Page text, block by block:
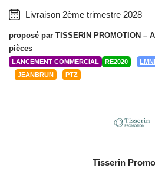
Livraison 2ème trimestre 2028
proposé par TISSERIN PROMOTION –
pièces
LANCEMENT COMMERCIAL RE2020
JEANBRUN
PTZ
Tisserin